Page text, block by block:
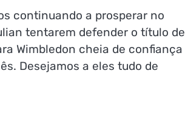
continuando a prosperar no
tentarem defender o título de
Wimbledon cheia de confiança
Desejamos a eles tudo de